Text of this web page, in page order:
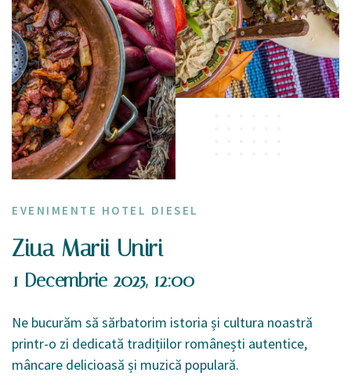
EVENIMENTE HOTEL DIESEL
Ziua Marii Uniri
1 Decembrie 2025, 12:00
Ne bucurăm să sărbatorim istoria și cultura noastră
printr-o zi dedicată tradițiilor românești autentice,
mâncare delicioasă și muzică populară.